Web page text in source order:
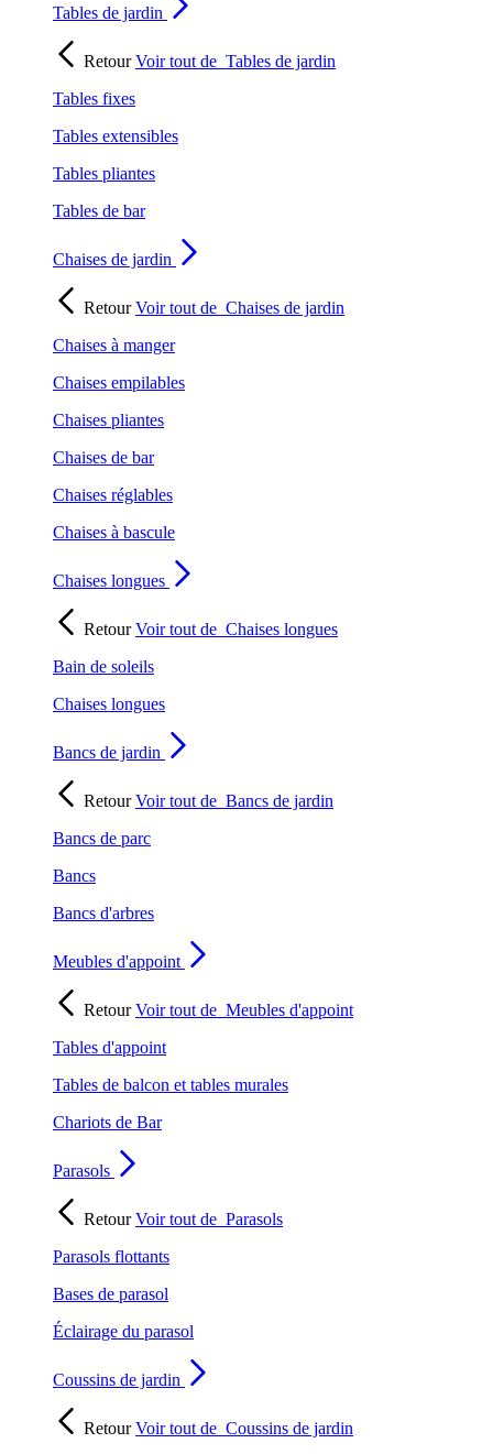
Tables de jardin
RetourVoir tout de Tables de jardin
Tables fixes
Tables extensibles
Tables pliantes
Tables de bar
Chaises de jardin
RetourVoir tout de Chaises de jardin
Chaises à manger
Chaises empilables
Chaises pliantes
Chaises de bar
Chaises réglables
Chaises à bascule
Chaises longues
RetourVoir tout de Chaises longues
Bain de soleils
Chaises longues
Bancs de jardin
RetourVoir tout de Bancs de jardin
Bancs de parc
Bancs
Bancs d'arbres
Meubles d'appoint
RetourVoir tout de Meubles d'appoint
Tables d'appoint
Tables de balcon et tables murales
Chariots de Bar
Parasols
RetourVoir tout de Parasols
Parasols flottants
Bases de parasol
Éclairage du parasol
Coussins de jardin
RetourVoir tout de Coussins de jardin